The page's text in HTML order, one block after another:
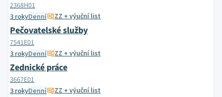
2368H01
3 rokyDenní ZZ + výuční list
Pečovatelské služby
7541E01
3 rokyDenní ZZ + výuční list
Zednické práce
3667E01
3 rokyDenní ZZ + výuční list